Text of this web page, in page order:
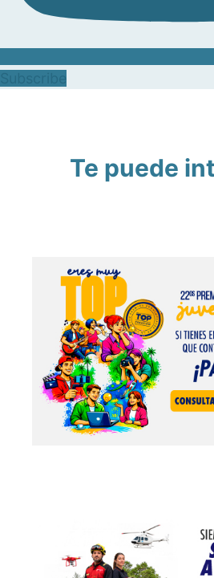
Te puede